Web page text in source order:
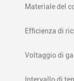
Materiale del
Efficienza di
Voltaggio di